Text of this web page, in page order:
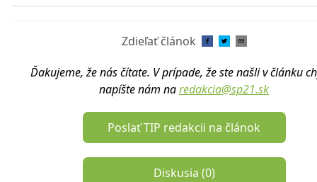
Zdieľať článok
Ďakujeme, že nás čítate. V prípade, že ste našli v článku
napíšte nám naredakcia@sp21.sk
Poslať TIP redakcii na článok
Diskusia (0)